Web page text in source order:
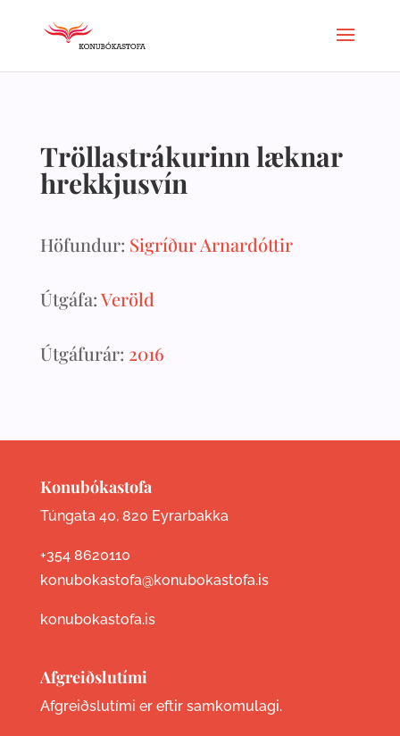
Tröllastrákurinn læknar
hrekkjusvín
Höfundur: Sigríður Arnardóttir
Útgáfa:Veröld
Útgáfurár: 2016
Konubókastofa
Túngata 40, 820 Eyrarbakka
+354 8620110
konubokastofa@konubokastofa.is
konubokastofa.is
Afgreiðslutími
Afgreiðslutími er eftir samkomulagi.